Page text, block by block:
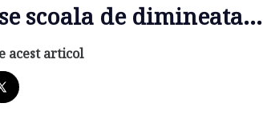
scoala de dimineata...
acest articol